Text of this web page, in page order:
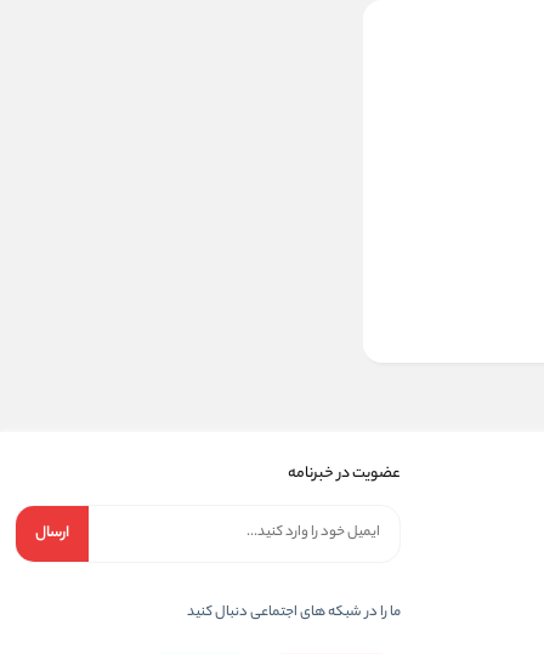
عضویت در خبرنامه
ارسال
ما را در شبکه های اجتماعی دنبال کنید